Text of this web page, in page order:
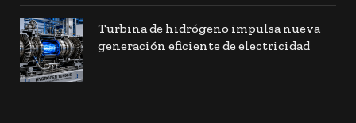
Turbina de hidrógeno impulsa nueva
generación eficiente de electricidad